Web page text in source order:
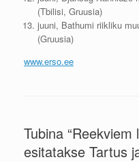
(Tbilisi, Gruusia)
juuni, Bathumi riikliku
(Gruusia)
www.erso.ee
Tubina
esitatakse Tartus